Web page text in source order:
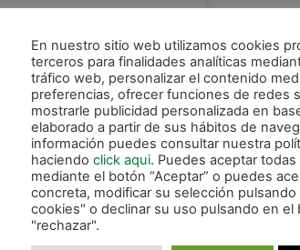
Magna espera un nuevo
partido en el que los suyos
deberán ofrecer su mejor
versión para poder ganar.
Delante estará el
LEER MÁS »
18 noviembre, 2021
En nuestro sitio web utilizamos cookies
terceros para finalidades analíticas
tráfico web, personalizar el contenido
preferencias, ofrecer funciones de redes
mostrarle publicidad personalizada en
elaborado a partir de sus hábitos de
información puedes consultar nuestra
haciendo click aqui. Puedes aceptar
mediante el botón “Aceptar” o puedes
concreta, modificar su selección
cookies" o declinar su uso pulsando en el
"rechazar".